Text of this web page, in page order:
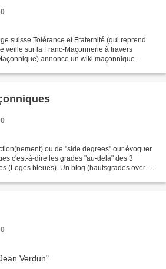
suisse Tolérance et Fraternité (qui reprend
veille sur la Franc-Maçonnerie à travers
annonce un wiki maçonnique
ou de "side degrees" our évoquer
c'est-à-dire les grades "au-delà" des 3
(Loges bleues). Un blog (hautsgrades.over-